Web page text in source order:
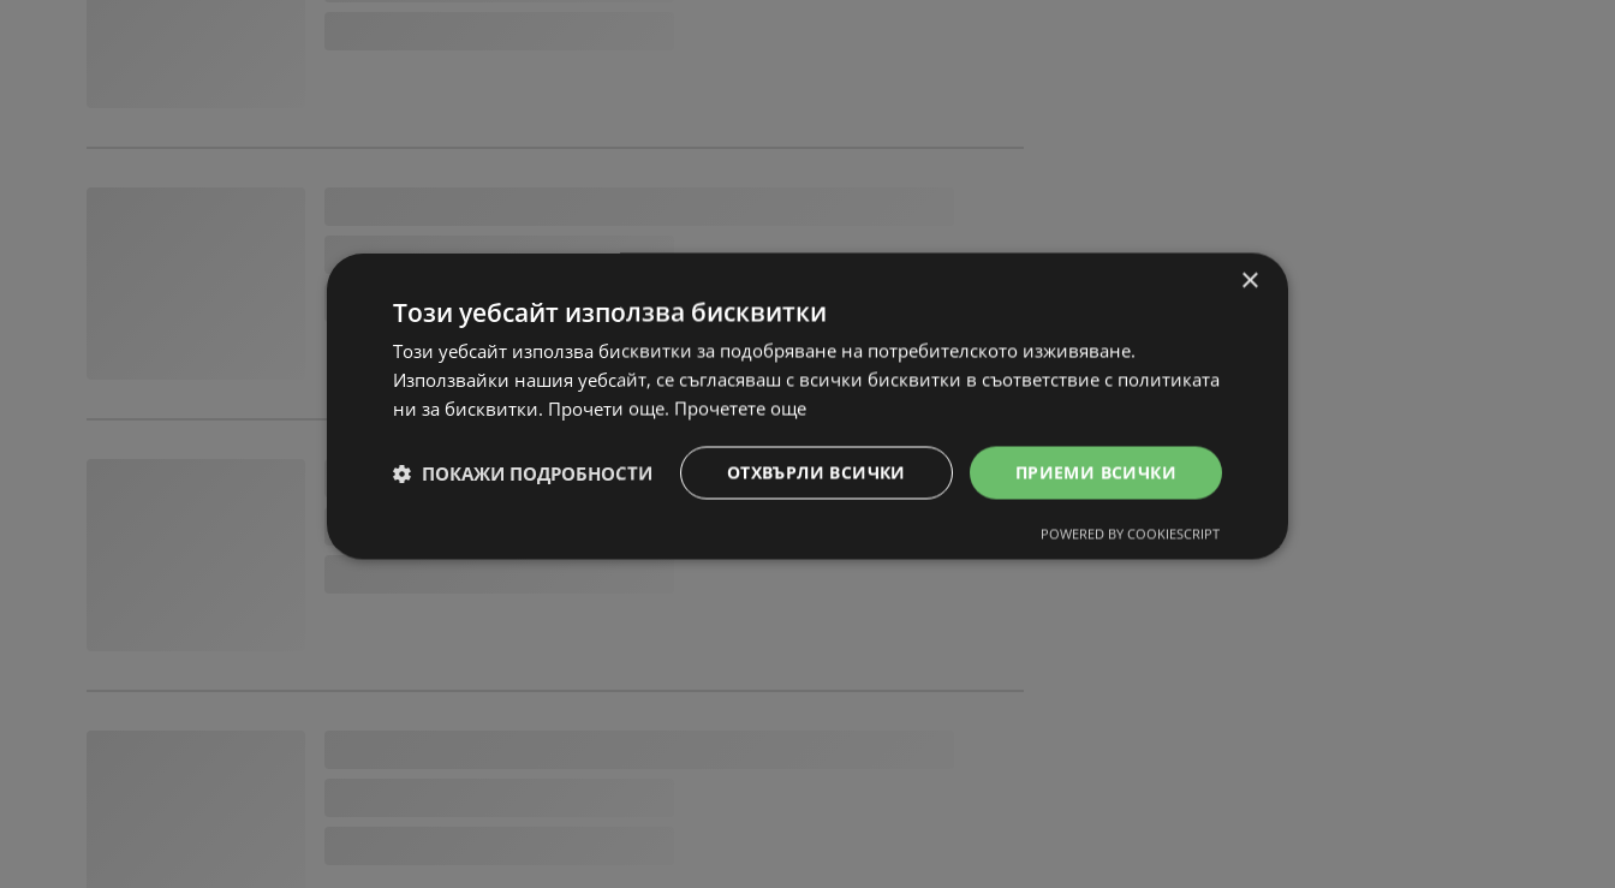
×
Този уебсайт използва бисквитки
Този уебсайт използва бисквитки за подобряване на потребителското изживяване.
Използвайки нашия уебсайт, се съгласяваш с всички бисквитки в съответствие с политиката
ни за бисквитки. Прочети още. Прочетете още
ПРИЕМИ ВСИЧКИ
ОТХВЪРЛИ ВСИЧКИ
ПОКАЖИ ПОДРОБНОСТИ
POWERED BY COOKIESCRIPT